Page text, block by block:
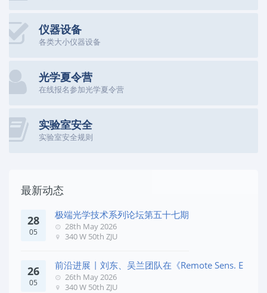
仪器设备
各类大小仪器设备
光学夏令营
在线报名参加光学夏令营
实验室安全
实验室安全规则
最新动态
28
05
极端光学技术系列论坛第五十七期
28th May 2026
340 W 50th ZJU
26
05
前沿进展 | 刘东、吴兰团队在《Remote Sens. E
26th May 2026
340 W 50th ZJU